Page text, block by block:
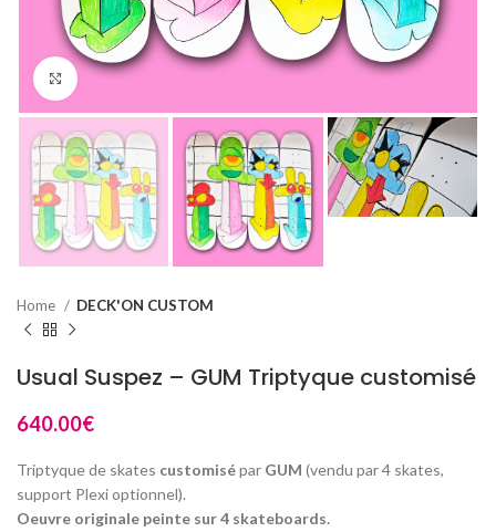
Click to enlarge
Home DECK'ON CUSTOM
Usual Suspez – GUM Triptyque customisé
640.00€
Triptyque de skates customisépar GUM (vendu par 4 skates,
support Plexi optionnel).
Oeuvre originale peinte sur 4 skateboards.